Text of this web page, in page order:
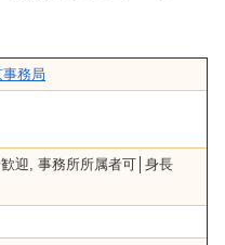
務局
迎, 事務所所属者可│身長